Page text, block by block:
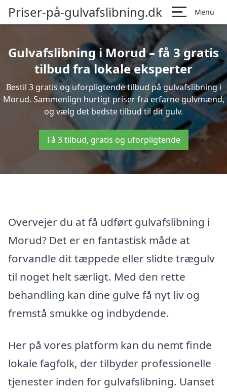
Priser-på-gulvafslibning.dk Menu
Gulvafslibning i Morud – få 3 gratis
tilbud fra lokale eksperter
Bestil 3 gratis og uforpligtende tilbud på gulvafslibning i
Morud. Sammenlign hurtigt priser fra erfarne gulvmænd,
og vælg det bedste tilbud til dit gulv.
Få 3 tilbud, gratis og uforpligtende
Overvejer du at få udført gulvafslibning i
Morud? Det er en fantastisk måde at
forvandle dit tæppede eller slidte trægulv
til noget helt særligt. Med den rette
behandling kan dine gulve få nyt liv og
fremstå smukke og indbydende.
Her på vores platform kan du nemt finde
lokale fagfolk, der tilbyder professionelle
tjenester inden for gulvafslibning. Uanset